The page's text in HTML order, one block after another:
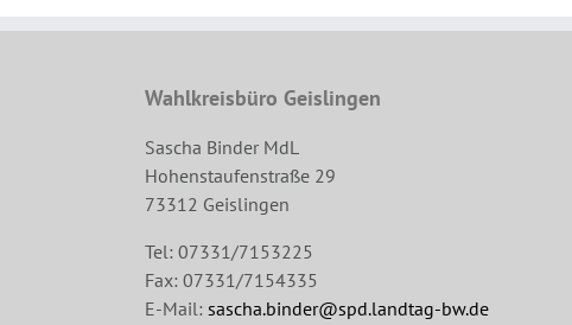
Wahlkreisbüro Geislingen
Sascha Binder MdL
Hohenstaufenstraße 29
73312 Geislingen
Tel: 07331/7153225
Fax: 07331/7154335
E-Mail: sascha.binder@spd.landtag-bw.de